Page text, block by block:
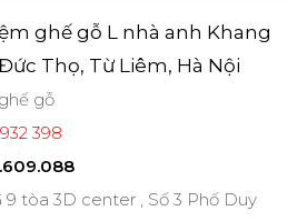
ghế gỗ L nhà anh Khang
Thọ, Từ Liêm, Hà Nội
gỗ
398
9 tòa 3D center , Số 3 Phố Duy